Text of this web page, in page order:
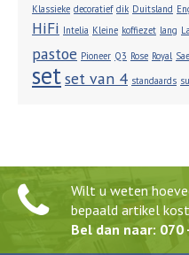
Klassieke decoratief dik Duitsland
HiFi Intelia Kleine koffiezet lang
pastoe Pioneer Q3 Rose Royal
setset van 4 standaards
Wilt u weten
bepaald artikel
Bel dan naar: 070